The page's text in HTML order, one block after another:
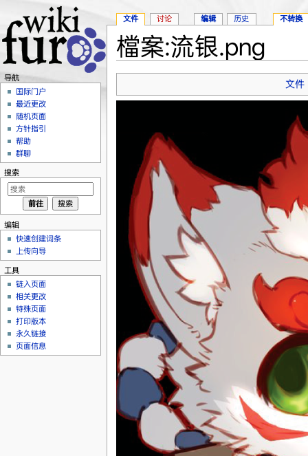
檔案:流银.png
文件
文件 讨论 编辑 历史 不转换
导航
国际门户
最近更改
随机页面
方针指引
帮助
群聊
搜索
编辑
快速创建词条
上传向导
工具
链入页面
相关更改
特殊页面
打印版本
永久链接
页面信息